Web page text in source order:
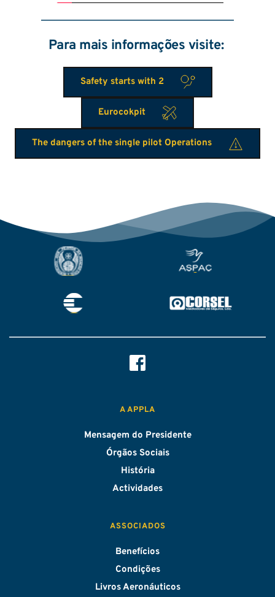
Para mais informações visite:
Safety starts with 2
Eurocokpit
The dangers of the single pilot Operations
A APPLA
Mensagem do Presidente
Órgãos Sociais
História
Actividades
ASSOCIADOS
Benefícios
Condições
Livros Aeronáuticos